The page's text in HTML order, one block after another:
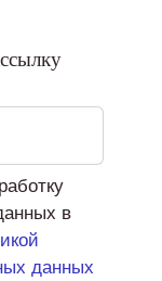
в
данных